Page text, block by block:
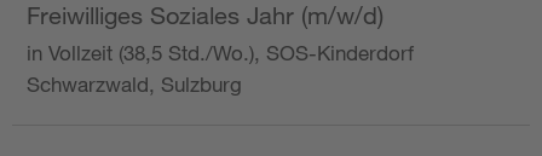
Freiwilliges Soziales Jahr (m/w/d)
in Vollzeit (38,5 Std./Wo.), SOS-Kinderdorf
Schwarzwald, Sulzburg